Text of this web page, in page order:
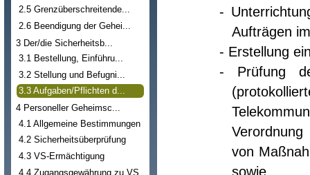
2.5 Grenzüberschreitende...
2.6 Beendigung der Gehei...
3 Der/die Sicherheitsb...
3.1 Bestellung, Einführu...
3.2 Stellung und Befugni...
3.3 Aufgaben/Pflichten d...
4 Personeller Geheimsc...
4.1 Allgemeine Bestimmungen
4.2 Sicherheitsüberprüfung
4.3 VS-Ermächtigung
4.4 Zugangsgewährung zu VS
-
Aufträgen
- Erstellung
- Prüfung
von
sowie